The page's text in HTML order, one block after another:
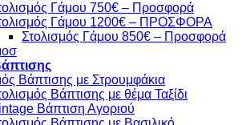
Γάμου 750€ – Προσφορά
Γάμου 1200€ – ΠΡΟΣΦΟΡΑ
Στολισμός Γάμου 850€ – Προσφορά
Βάπτισης με Στρουμφάκια
Βάπτισης με θέμα Ταξίδι
Βάπτιση Αγοριού